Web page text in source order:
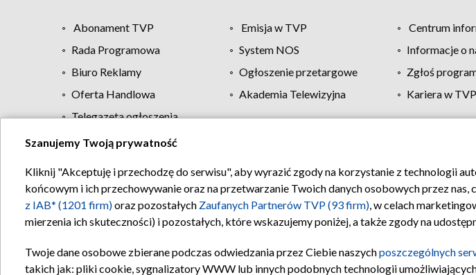
Abonament TVP Emisja w TVP Centrum
Rada Programowa
System NOS Informacje o
Biuro Reklamy
Ogłoszenie przetargowe Zgłoś
Oferta Handlowa
Akademia Telewizyjna Kariera w TVP
Telegazeta ogłoszenia
Regulamin TVP Polityka prywatności Moje
Szanujemy Twoją prywatność
Kliknij "Akceptuję i przechodzę do serwisu", aby wyrazić zgody na korzystanie z technologii
końcowym i ich przechowywanie oraz na przetwarzanie Twoich danych osobowych przez nas,
z IAB* (1201 firm)oraz pozostałych Zaufanych Partnerów TVP (93 firm), w celach
mierzenia ich skuteczności) i pozostałych, które wskazujemy poniżej, a także zgody na
Twoje dane osobowe zbierane podczas odwiedzania przez Ciebie naszychposzczególnych
takich jak: pliki cookie, sygnalizatory WWW lub innych podobnych technologii